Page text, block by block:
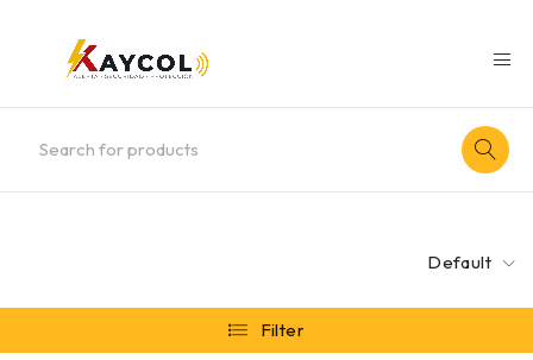
Default
Filter